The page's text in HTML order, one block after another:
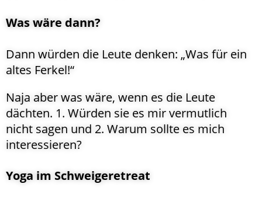
Was wäre dann?
Dann würden die Leute denken: „Was für ein
altes Ferkel!“
Naja aber was wäre, wenn es die Leute
dächten. 1. Würden sie es mir vermutlich
nicht sagen und 2. Warum sollte es mich
interessieren?
Yoga im Schweigeretreat